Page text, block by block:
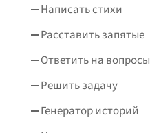
Написать стихи
Расставить запятые
Ответить на вопросы
Решить задачу
Генератор историй